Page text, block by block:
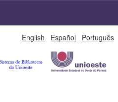
English Español Português